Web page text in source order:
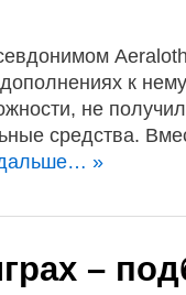
к
не
средства.
»
–